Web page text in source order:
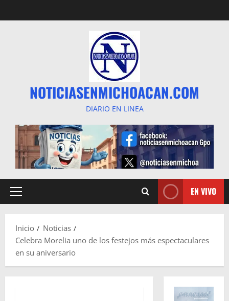
al
NOTICIASENMICHOACAN.COM
DIARIO EN LINEA
Menú
EN VIVO
Inicio
Noticias
Celebra Morelia uno de los festejos más espectaculares
en su aniversario